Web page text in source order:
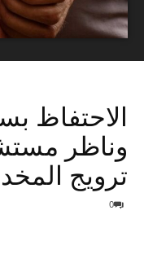
الاحتفاظ
وناظر
ترويج
0